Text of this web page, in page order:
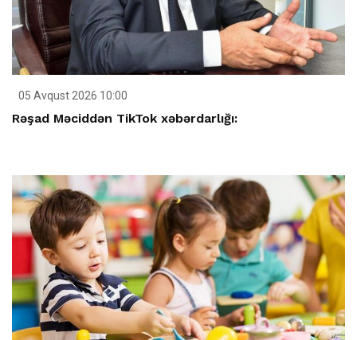
05 Avqust 2026 10:00
Rəşad Məciddən TikTok xəbərdarlığı: